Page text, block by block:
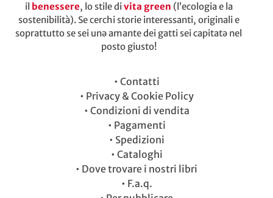
il benessere, lo stile divita green (l’ecologia e la
sostenibilità). Se cerchi storie interessanti, originali e
soprattutto se sei unə amante dei gatti sei capitatə nel
posto giusto!
• Contatti
• Privacy & Cookie Policy
• Condizioni di vendita
• Pagamenti
• Spedizioni
• Cataloghi
• Dove trovare i nostri libri
• F.a.q.